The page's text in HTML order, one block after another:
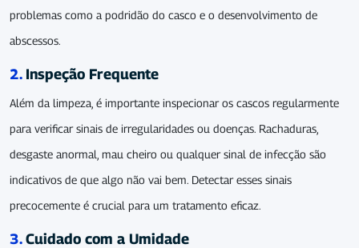
problemas como a podridão do casco e o desenvolvimento de
abscessos.
2. Inspeção Frequente
Além da limpeza, é importante inspecionar os cascos regularmente
para verificar sinais de irregularidades ou doenças. Rachaduras,
desgaste anormal, mau cheiro ou qualquer sinal de infecção são
indicativos de que algo não vai bem. Detectar esses sinais
precocemente é crucial para um tratamento eficaz.
3.Cuidado com a Umidade